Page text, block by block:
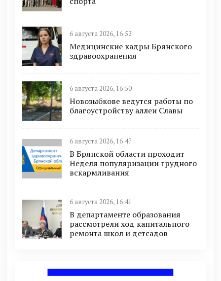
6 августа 2026, 16:52
Медицинские кадры Брянского
здравоохранения
6 августа 2026, 16:50
Новозыбкове ведутся работы по
благоустройству аллеи Славы
6 августа 2026, 16:47
В Брянской области проходит
Неделя популяризации грудного
вскармливания
6 августа 2026, 16:41
В департаменте образования
рассмотрели ход капитального
ремонта школ и детсадов